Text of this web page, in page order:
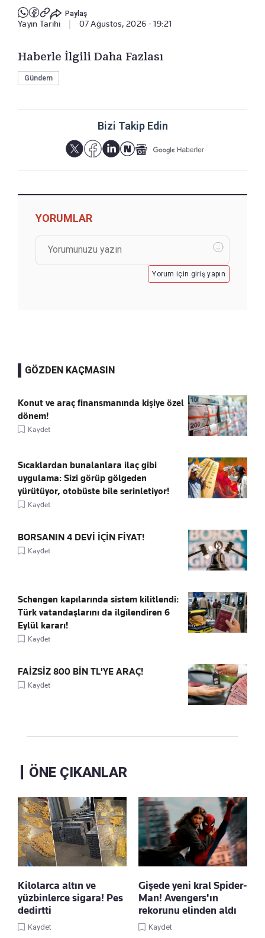
Paylaş
Yayın Tarihi 07 Ağustos, 2026 - 19:21
Haberle İlgili Daha Fazlası
Gündem
Bizi Takip Edin
YORUMLAR
Yorum için giriş yapın
GÖZDEN KAÇMASIN
Konut ve araç finansmanında kişiye özel
dönem!
Kaydet
Sıcaklardan bunalanlara ilaç gibi
uygulama: Sizi görüp gölgeden
yürütüyor, otobüste bile serinletiyor!
Kaydet
BORSANIN 4 DEVİ İÇİN FİYAT!
Kaydet
Schengen kapılarında sistem kilitlendi:
Türk vatandaşlarını da ilgilendiren 6
Eylül kararı!
Kaydet
FAİZSİZ 800 BİN TL'YE ARAÇ!
Kaydet
ÖNE ÇIKANLAR
Kilolarca altın ve
yüzbinlerce sigara! Pes
dedirtti
Kaydet
Gişede yeni kral Spider-
Man! Avengers'ın
rekorunu elinden aldı
Kaydet